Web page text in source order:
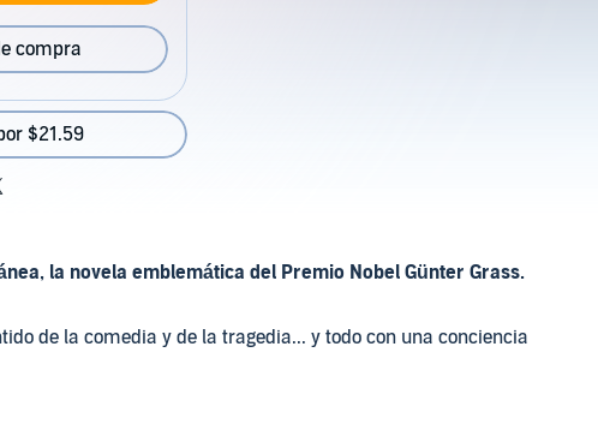
compra
$21.59
la novela emblemática del Premio Nobel Günter Grass.
de la comedia y de la tragedia... y todo con una conciencia